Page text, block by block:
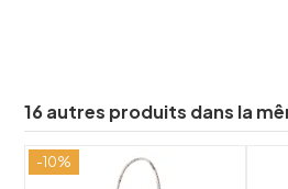
16 autres produits dans la
-10%